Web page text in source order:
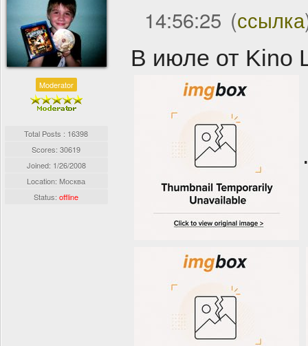
Moderator
Total Posts : 16398
Scores: 30619
Joined: 1/26/2008
Location: Москва
Status:offline
14:56:25 (ссылка
В июле от Kino
.